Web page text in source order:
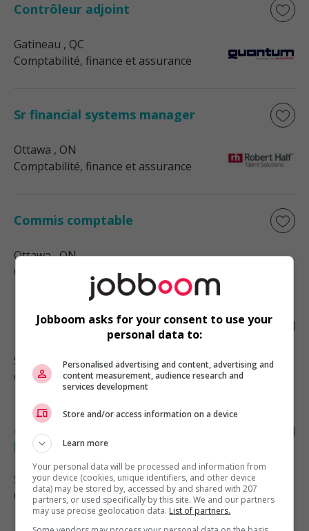
Contrôleur adjoint
Gatineau , QC
Comptabilité, finance et assurance
Sr financial systems manager
Ottawa , ON
Comptabilité, finance et assurance
Commis comptable
Ottawa, ON
Comptabilité, finance et assurance
Responsable de dossiers - cpa auditeur
Sainte-Agathe-des-Monts, QC
Comptabilité, finance et assurance
Conseiller(ère) associé(e) en gestion de
patrimoine
Saint-Sauveur, QC
Comptabilité, finance et assurance
Jobboom asks for your consent to use your
personal data to:
Personalised advertising and content, advertising and
content measurement, audience research and
services development
Store and/or access information on a device
Learn more
Your personal data will be processed and information from
your device (cookies, unique identifiers, and other device
data) may be stored by, accessed by and shared with 207
partners, or used specifically by this site. We and our partners
may use precise geolocation data. List of partners.